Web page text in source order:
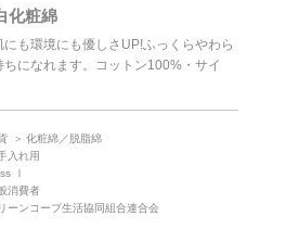
化粧綿
も環境にも優しさUP!ふっくらやわら
になれます。コットン100%・サイ
化粧綿／脱脂綿
入れ用
Ⅰ
消費者
ーンコープ生活協同組合連合会